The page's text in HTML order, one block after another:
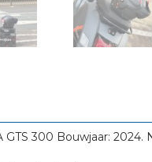
GTS 300 Bouwjaar: